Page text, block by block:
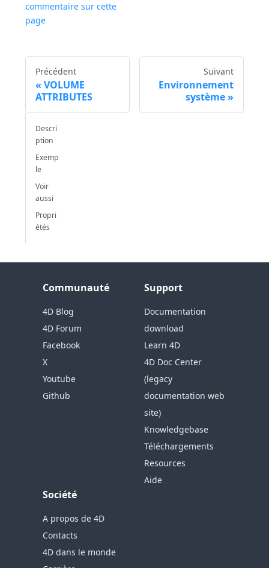
commentaire sur cette
page
Précédent
VOLUME
ATTRIBUTES
Suivant
Environnement
système
Descri
ption
Exemp
le
Voir
aussi
Propri
étés
Communauté
4D Blog
4D Forum
Facebook
X
Youtube
Github
Support
Documentation
download
Learn 4D
4D Doc Center
(legacy
documentation web
site)
Knowledgebase
Téléchargements
Resources
Aide
Société
A propos de 4D
Contacts
4D dans le monde